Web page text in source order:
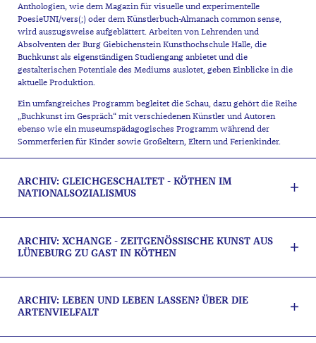
Anthologien, wie dem Magazin für visuelle und experimentelle
PoesieUNI/vers(;) oder dem Künstlerbuch-Almanach common sense,
wird auszugsweise aufgeblättert. Arbeiten von Lehrenden und
Absolventen der Burg Giebichenstein Kunsthochschule Halle, die
Buchkunst als eigenständigen Studiengang anbietet und die
gestalterischen Potentiale des Mediums auslotet, geben Einblicke in die
aktuelle Produktion.
Ein umfangreiches Programm begleitet die Schau, dazu gehört die Reihe
„Buchkunst im Gespräch“ mit verschiedenen Künstler und Autoren
ebenso wie ein museumspädagogisches Programm während der
Sommerferien für Kinder sowie Großeltern, Eltern und Ferienkinder.
ARCHIV: GLEICHGESCHALTET - KÖTHEN IM
NATIONALSOZIALISMUS
ARCHIV: XCHANGE - ZEITGENÖSSISCHE KUNST AUS
LÜNEBURG ZU GAST IN KÖTHEN
ARCHIV: LEBEN UND LEBEN LASSEN? ÜBER DIE
ARTENVIELFALT